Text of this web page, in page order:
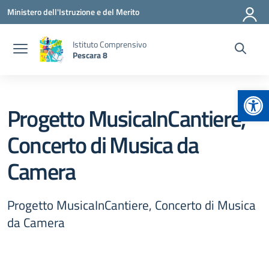
Vai ai contenuti
Vai al menu di navigazione
Vai al footer
Ministero dell'Istruzione e del Merito
Istituto Comprensivo
Pescara 8
Progetto MusicaInCantiere,
Concerto di Musica da
Camera
Progetto MusicaInCantiere, Concerto di Musica
da Camera